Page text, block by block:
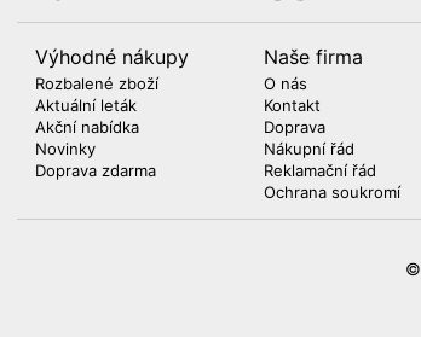
Výhodné nákupy
Rozbalené zboží
Aktuální leták
Akční nabídka
Novinky
Doprava zdarma
Naše firma
O nás
Kontakt
Doprava
Nákupní řád
Reklamační řád
Ochrana soukromí
©